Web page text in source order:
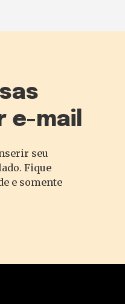
e-mail
seu
Fique
e somente